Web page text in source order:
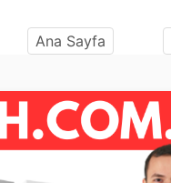
Ana Sayfa